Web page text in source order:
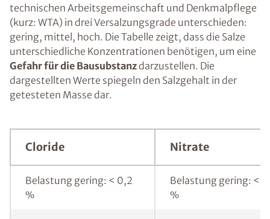
technischen Arbeitsgemeinschaft und Denkmalpflege
(kurz: WTA) in drei Versalzungsgrade unterschieden:
gering, mittel, hoch. Die Tabelle zeigt, dass die Salze
unterschiedliche Konzentrationen benötigen, um eine
Gefahr für die Bausubstanzdarzustellen. Die
dargestellten Werte spiegeln den Salzgehalt in der
getesteten Masse dar.
Cloride Nitrate
Belastung gering: < 0,2
%
Belastung gering: <
%